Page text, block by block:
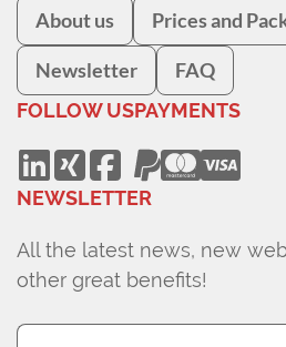
About us Prices and
Newsletter FAQ
FOLLOW USPAYMENTS
NEWSLETTER
All the latest news, new
other great benefits!